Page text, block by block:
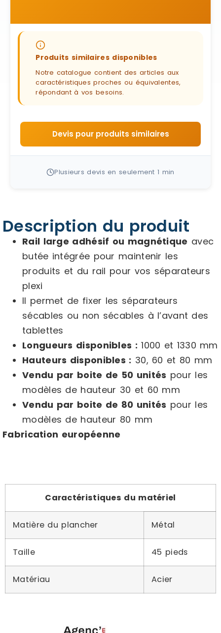
Produits similaires disponibles
Notre catalogue contient des articles aux
caractéristiques proches ou équivalentes,
répondant à vos besoins.
Devis pour produits similaires
Plusieurs devis en seulement 1 min
Description du produit
Rail large adhésif ou magnétique avec
butée intégrée pour maintenir les
produits et du rail pour vos séparateurs
plexi
Il permet de fixer les séparateurs
sécables ou non sécables à l’avant des
tablettes
Longueurs disponibles : 1000 et 1330 mm
Hauteurs disponibles : 30, 60 et 80 mm
Vendu par boite de 50 unités pour les
modèles de hauteur 30 et 60 mm
Vendu par boite de 80 unités pour les
modèles de hauteur 80 mm
Fabrication européenne
Caractéristiques du matériel
Matière du plancher Métal
Taille 45 pieds
Matériau Acier